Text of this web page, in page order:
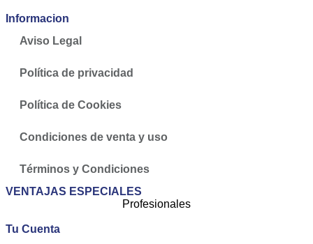
Informacion
Aviso Legal
Política de privacidad
Política de Cookies
Condiciones de venta y uso
Términos y Condiciones
VENTAJAS ESPECIALES
Profesionales
Tu Cuenta